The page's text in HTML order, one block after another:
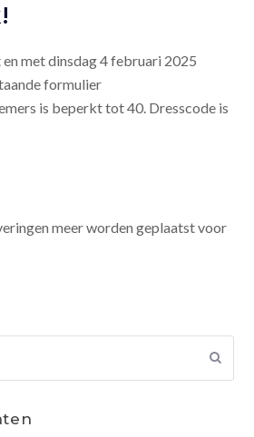
met dinsdag 4 februari 2025
formulier
is beperkt tot 40. Dresscode is
meer worden geplaatst voor